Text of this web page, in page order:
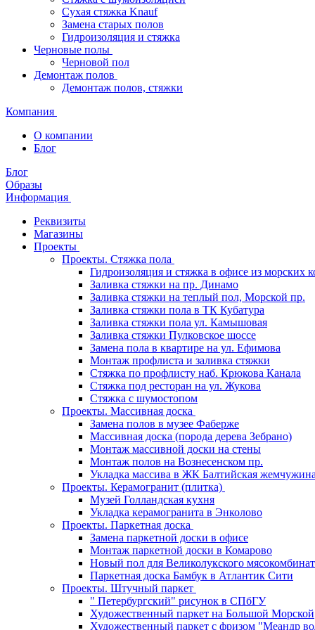
Сухая стяжка Knauf
Замена старых полов
Гидроизоляция и стяжка
Черновые полы
Черновой пол
Демонтаж полов
Демонтаж полов, стяжки
Компания
О компании
Блог
Блог
Образы
Информация
Реквизиты
Магазины
Проекты
Проекты. Стяжка пола
Гидроизоляция и стяжка в офисе из морских
Заливка стяжки на пр. Динамо
Заливка стяжки на теплый пол, Морской пр.
Заливка стяжки пола в ТК Кубатура
Заливка стяжки пола ул. Камышовая
Заливка стяжки Пулковское шоссе
Замена пола в квартире на ул. Ефимова
Монтаж профлиста и заливка стяжки
Стяжка по профлисту наб. Крюкова Канала
Стяжка под ресторан на ул. Жукова
Стяжка с шумостопом
Проекты. Массивная доска
Замена полов в музее Фаберже
Массивная доска (порода дерева Зебрано)
Монтаж массивной доски на стены
Монтаж полов на Вознесенском пр.
Укладка массива в ЖК Балтийская жемчужина
Проекты. Керамогранит (плитка)
Музей Голландская кухня
Укладка керамогранита в Энколово
Проекты. Паркетная доска
Замена паркетной доски в офисе
Монтаж паркетной доски в Комарово
Новый пол для Великолукского
Паркетная доска Бамбук в Атлантик Сити
Проекты. Штучный паркет
" Петербургский" рисунок в СПбГУ
Художественный паркет на Большой Морской
Художественный паркет с фризом "Меандр